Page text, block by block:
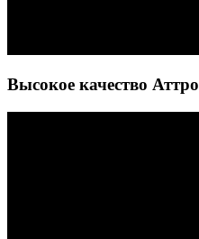
Высокое качество Аттро